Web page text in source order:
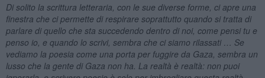
Di solito la scrittura letteraria, con le sue diverse forme, ci apre una
finestra che ci permette di respirare soprattutto quando si tratta di
parlare di quello che sta succedendo dentro di noi, come pensi tu e
penso io, e quando lo scrivi, sembra che ci siamo rilassati … Se
vediamo la poesia come una porta per fuggire da Gaza, sembra un
lusso che la gente di Gaza non ha. La realtà è realtà: non puoi